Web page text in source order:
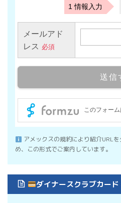
アメックスの規約により紹介URL
め、この形式でご案内しています。
ダイナースクラブカー